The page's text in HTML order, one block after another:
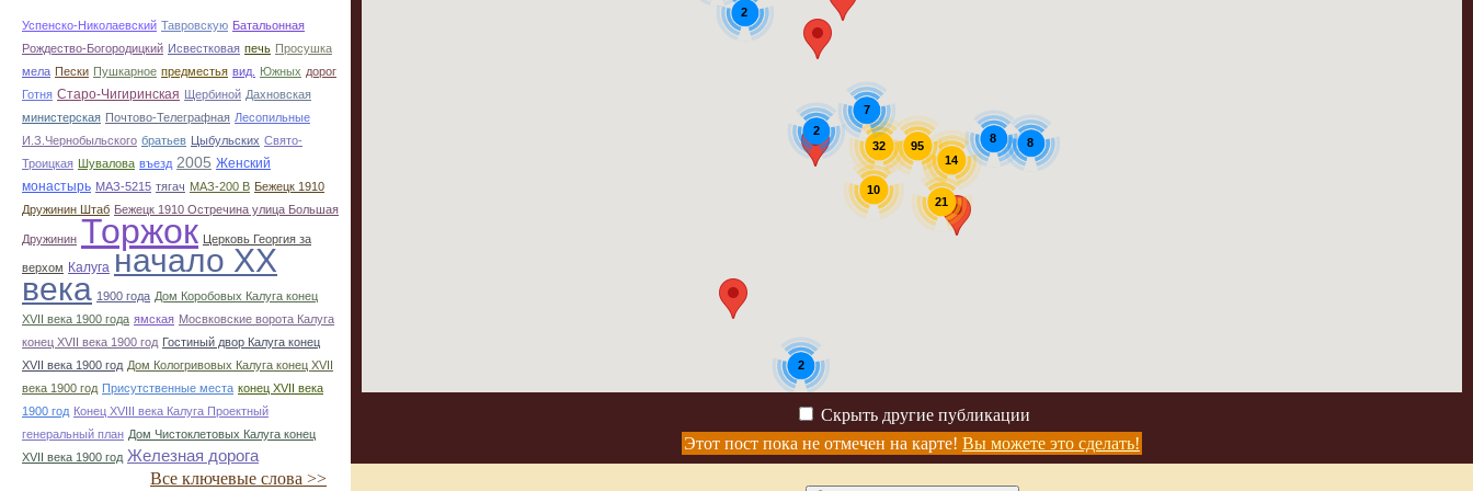
Успенско-Николаевский Тавровскую Батальонная
Рождество-Богородицкий Исвестковая печь Просушка
мела Пески Пушкарное предместья вид. Южных дорог
Готня Старо-Чигиринская Щербиной Дахновская
министерская Почтово-Телеграфная Лесопильные
И.З.Чернобыльского братьев Цыбульских Свято-
Троицкая Шувалова въезд 2005 Женский
монастырь МАЗ-5215 тягач МАЗ-200 В Бежецк 1910
Дружинин Штаб Бежецк 1910 Остречина улица Большая
Дружинин Торжок Церковь Георгия за
верхом Калуга начало ХХ
века 1900 года Дом Коробовых Калуга конец
ХVII века 1900 года ямская Мосвковские ворота Калуга
конец ХVII века 1900 год Гостиный двор Калуга конец
ХVII века 1900 год Дом Кологривовых Калуга конец ХVII
века 1900 год Присутственные места конец ХVII века
1900 год Конец XVIII века Калуга Проектный
генеральный план Дом Чистоклетовых Калуга конец
ХVII века 1900 год Железная дорога
Все ключевые слова >>
32 95
21
10
14
2
7
8
2
8
2
Скрыть другие публикации
Этот пост пока не отмечен на карте! Вы можете это сделать!